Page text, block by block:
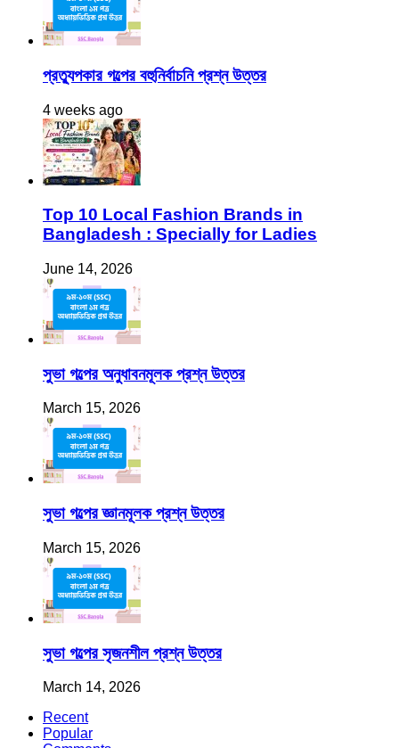
প্রত্যুপকার গল্পের বহুনির্বাচনি প্রশ্ন উত্তর
4 weeks ago
Top 10 Local Fashion Brands in
Bangladesh : Specially for Ladies
June 14, 2026
সুভা গল্পের অনুধাবনমূলক প্রশ্ন উত্তর
March 15, 2026
সুভা গল্পের জ্ঞানমূলক প্রশ্ন উত্তর
March 15, 2026
সুভা গল্পের সৃজনশীল প্রশ্ন উত্তর
March 14, 2026
Recent
Popular